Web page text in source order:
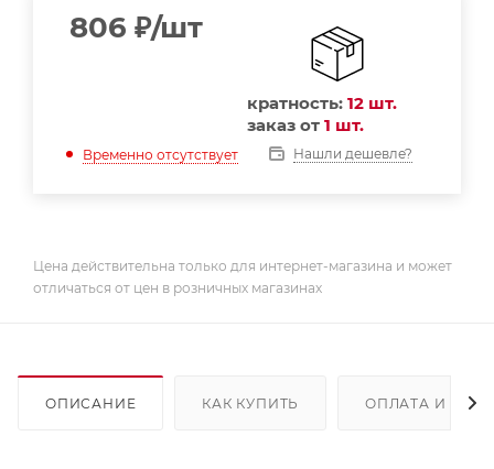
806 ₽/шт
кратность: 12 шт.
заказ от 1 шт.
Временно отсутствует Нашли дешевле?
Цена действительна только для интернет-магазина и может
отличаться от цен в розничных магазинах
ОПИСАНИЕ КАК КУПИТЬ ОПЛАТА И